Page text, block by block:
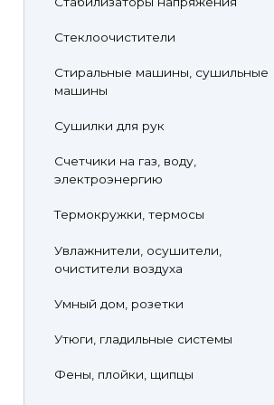
Стеклоочистители
Стиральные машины, сушильные
машины
Сушилки для рук
Счетчики на газ, воду,
электроэнергию
Термокружки, термосы
Увлажнители, осушители,
очистители воздуха
Умный дом, розетки
Утюги, гладильные системы
Фены, плойки, щипцы